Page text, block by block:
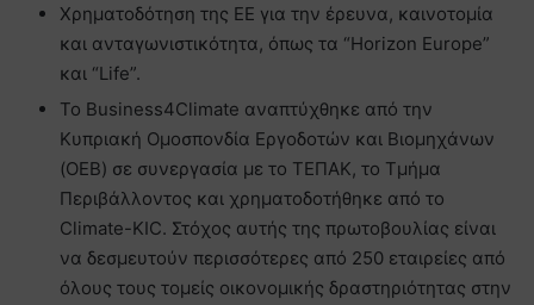
Χρηματοδότηση της ΕΕ για την έρευνα, καινοτομία
και ανταγωνιστικότητα, όπως τα “Horizon Europe”
και “Life”.
To Business4Climate αναπτύχθηκε από την
Κυπριακή Ομοσπονδία Εργοδοτών και Βιομηχάνων
(OEB) σε συνεργασία με το ΤΕΠΑΚ, το Τμήμα
Περιβάλλοντος και χρηματοδοτήθηκε από το
Climate-KIC. Στόχος αυτής της πρωτοβουλίας είναι
να δεσμευτούν περισσότερες από 250 εταιρείες από
όλους τους τομείς οικονομικής δραστηριότητας στην